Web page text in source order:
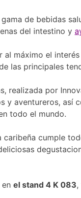
de bebidas
del intestino y
máximo el
las principales
realizada por
y aventureros, así
todo el mundo.
cumple
el stand 4 K 083,